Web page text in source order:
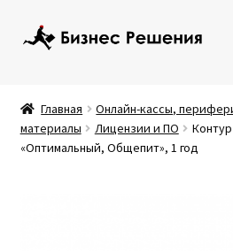
Перейти
Перейти
Банковское оборудование
Главная
Онлайн-кассы,
материалы
Лицензии и ПО
«Оптимальный, Общепит», 1 год